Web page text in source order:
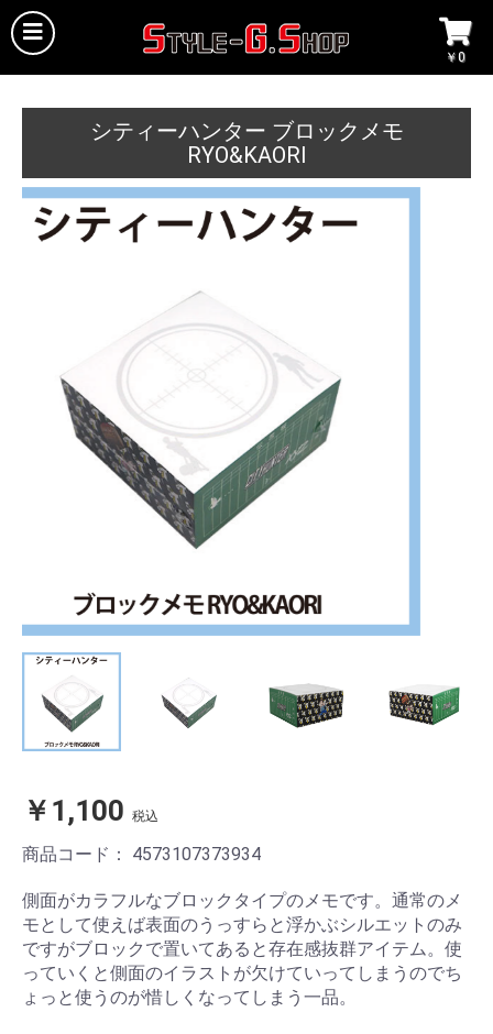
￥0
シティーハンター ブロックメモ
RYO&KAORI
￥1,100 税込
商品コード： 4573107373934
側面がカラフルなブロックタイプのメモです。通常のメ
モとして使えば表面のうっすらと浮かぶシルエットのみ
ですがブロックで置いてあると存在感抜群アイテム。使
っていくと側面のイラストが欠けていってしまうのでち
ょっと使うのが惜しくなってしまう一品。